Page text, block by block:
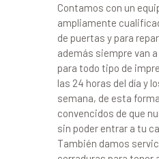
Contamos con un
ampliamente
de puertas y para
además siempre van
para todo tipo de
las 24 horas del día y
semana, de esta
convencidos de que
sin poder entrar a tu
También damos